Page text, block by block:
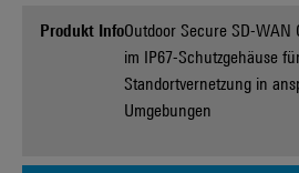
Produkt InfoOutdoor Secure SD-WAN
im IP67-Schutzgehäuse
Standortvernetzung in
Umgebungen